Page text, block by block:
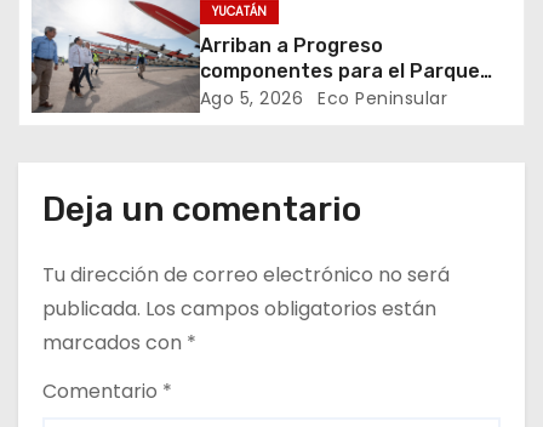
n
t
d
a
s
YUCATÁN
Arriban a Progreso
componentes para el Parque
Eólico Tizimín II, con inversión de
Ago 5, 2026 Eco Peninsular
Deja un comentario
Tu dirección de correo electrónico no será
publicada. Los campos obligatorios están
marcados con *
Comentario *